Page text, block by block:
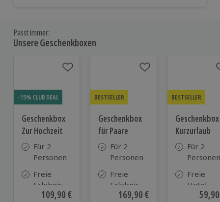
Passt immer:
Unsere Geschenkboxen
-15% CLUB DEAL
Geschenkbox
Zur Hochzeit
Für 2
Personen
Freie
Erlebnis-
Auswahl
Aktueller Preis
109,90 €
BESTSELLER
Geschenkbox
für Paare
Für 2
Personen
Freie
Erlebnis-
Auswahl
Aktueller Preis
169,90 €
BESTSELLER
Geschenkbox
Kurzurlaub
Für 2
Personen
Freie
Hotel-
Auswahl